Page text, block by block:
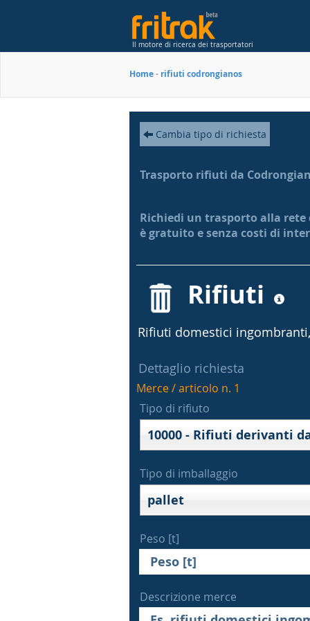
Il motore di ricerca dei trasportatori
Home- rifiuti codrongianos
Cambia tipo di richiesta
Trasporto rifiuti da
Richiedi un trasporto alla
è gratuito e senza costi di
Rifiuti
Rifiuti domestici
Dettaglio richiesta
Merce / articolo n. 1
Tipo di rifiuto
Tipo di imballaggio
pallet
Peso [t]
Descrizione merce